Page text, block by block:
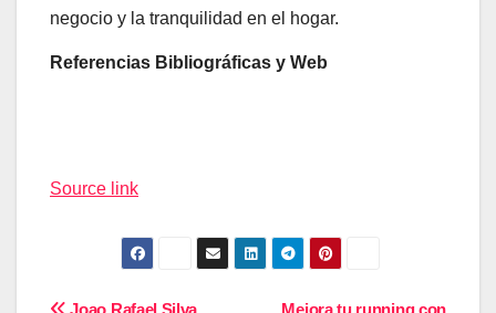
negocio y la tranquilidad en el hogar.
Referencias Bibliográficas y Web
Source link